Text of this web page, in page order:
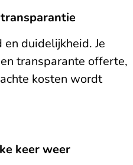
duidelijkheid. Je
transparante offerte,
kosten wordt
keer weer